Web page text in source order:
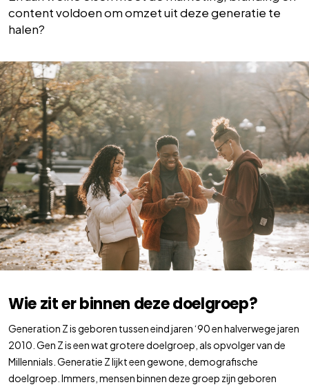
content voldoen om omzet uit deze generatie te
halen?
Wie zit er binnen deze doelgroep?
Generation Z is geboren tussen eind jaren ‘90 en halverwege jaren
2010. Gen Z is een wat grotere doelgroep, als opvolger van de
Millennials. Generatie Z lijkt een gewone, demografische
doelgroep. Immers, mensen binnen deze groep zijn geboren